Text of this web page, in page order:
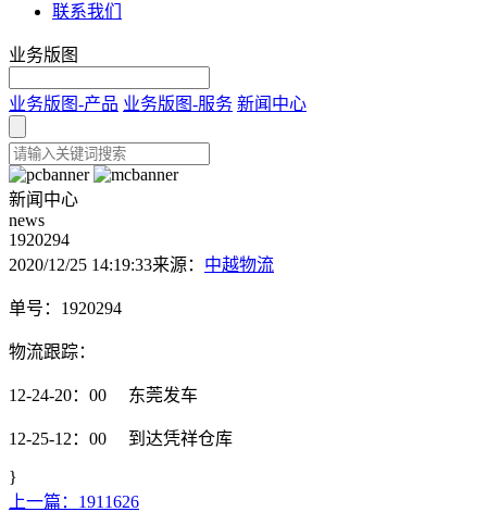
联系我们
业务版图
业务版图-产品 业务版图-服务 新闻中心
新闻中心
news
1920294
2020/12/25 14:19:33来源： 中越物流
单号：1920294
物流跟踪：
12-24-20：00 东莞发车
12-25-12：00 到达凭祥仓库
}
上一篇：1911626